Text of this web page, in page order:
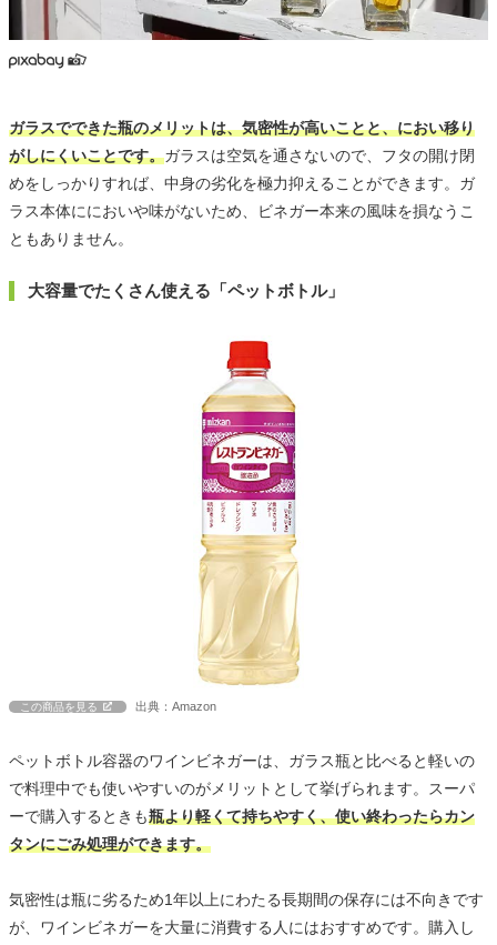
ガラスでできた瓶のメリットは、気密性が高いことと、におい移り
がしにくいことです。ガラスは空気を通さないので、フタの開け閉
めをしっかりすれば、中身の劣化を極力抑えることができます。ガ
ラス本体ににおいや味がないため、ビネガー本来の風味を損なうこ
ともありません。
大容量でたくさん使える「ペットボトル」
この商品を見る 出典：Amazon
ペットボトル容器のワインビネガーは、ガラス瓶と比べると軽いの
で料理中でも使いやすいのがメリットとして挙げられます。スーパ
ーで購入するときも瓶より軽くて持ちやすく、使い終わったらカン
タンにごみ処理ができます。
気密性は瓶に劣るため1年以上にわたる長期間の保存には不向きです
が、ワインビネガーを大量に消費する人にはおすすめです。購入し